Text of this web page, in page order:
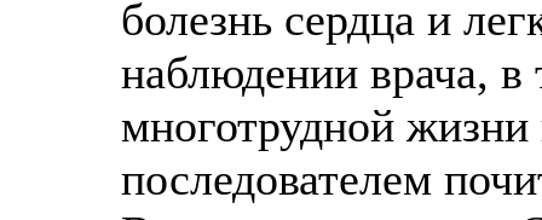
болезнь сердца и
наблюдении врача, в
многотрудной
последователем